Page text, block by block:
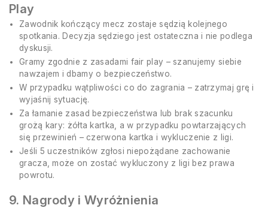
Play
Zawodnik kończący mecz zostaje sędzią kolejnego
spotkania. Decyzja sędziego jest ostateczna i nie podlega
dyskusji.
Gramy zgodnie z zasadami fair play – szanujemy siebie
nawzajem i dbamy o bezpieczeństwo.
W przypadku wątpliwości co do zagrania – zatrzymaj grę i
wyjaśnij sytuację.
Za łamanie zasad bezpieczeństwa lub brak szacunku
grożą kary: żółta kartka, a w przypadku powtarzających
się przewinień – czerwona kartka i wykluczenie z ligi.
Jeśli 5 uczestników zgłosi niepożądane zachowanie
gracza, może on zostać wykluczony z ligi bez prawa
powrotu.
9. Nagrody i Wyróżnienia